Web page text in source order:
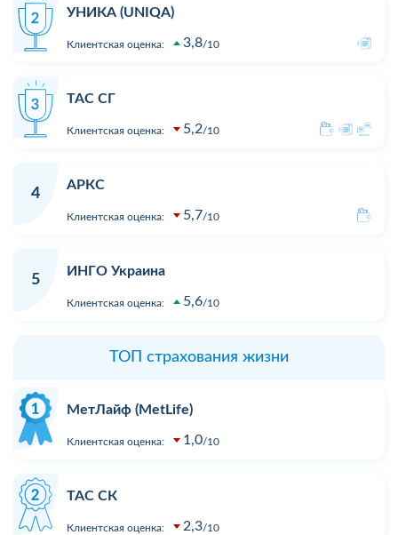
УНИКА (UNIQA)
Клиентская оценка: 3,8 10
ТАС СГ
Клиентская оценка: 5,2 10
4
АРКС
Клиентская оценка: 5,7 10
5
ИНГО Украина
Клиентская оценка: 5,6 10
ТОП страхования жизни
МетЛайф (MetLife)
Клиентская оценка: 1,0 10
ТАС СК
Клиентская оценка: 2,3 10